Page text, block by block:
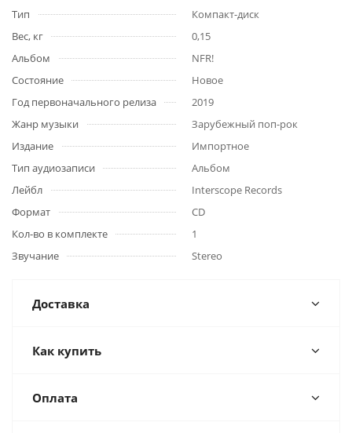
Тип
Компакт-диск
Вес, кг
0,15
Альбом
NFR!
Состояние
Новое
Год первоначального релиза
2019
Жанр музыки
Зарубежный поп-рок
Издание
Импортное
Тип аудиозаписи
Альбом
Лейбл
Interscope Records
Формат
CD
Кол-во в комплекте
1
Звучание
Stereo
Доставка
Как купить
Оплата